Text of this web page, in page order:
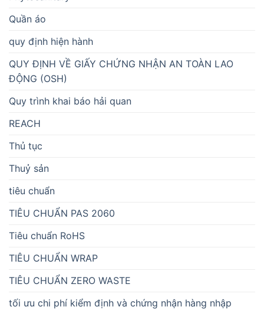
Quần áo
quy định hiện hành
QUY ĐỊNH VỀ GIẤY CHỨNG NHẬN AN TOÀN LAO
ĐỘNG (OSH)
Quy trình khai báo hải quan
REACH
Thủ tục
Thuỷ sản
tiêu chuẩn
TIÊU CHUẨN PAS 2060
Tiêu chuẩn RoHS
TIÊU CHUẨN WRAP
TIÊU CHUẨN ZERO WASTE
tối ưu chi phí kiểm định và chứng nhận hàng nhập